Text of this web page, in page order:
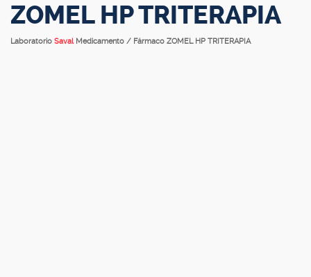
ZOMEL HP TRITERAPIA
Laboratorio Saval Medicamento / Fármaco ZOMEL HP TRITERAPIA